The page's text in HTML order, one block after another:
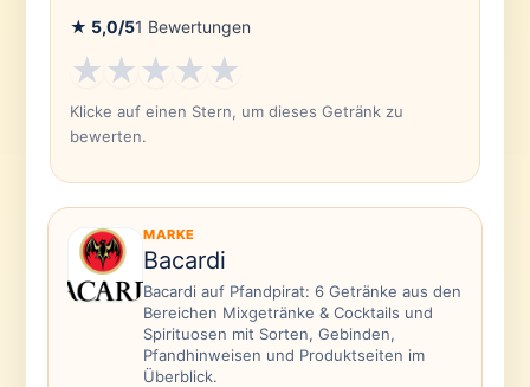
★ 5,0/51 Bewertungen
★★★★★
Klicke auf einen Stern, um dieses Getränk zu
bewerten.
MARKE
Bacardi
Bacardi auf Pfandpirat: 6 Getränke aus den
Bereichen Mixgetränke & Cocktails und
Spirituosen mit Sorten, Gebinden,
Pfandhinweisen und Produktseiten im
Überblick.